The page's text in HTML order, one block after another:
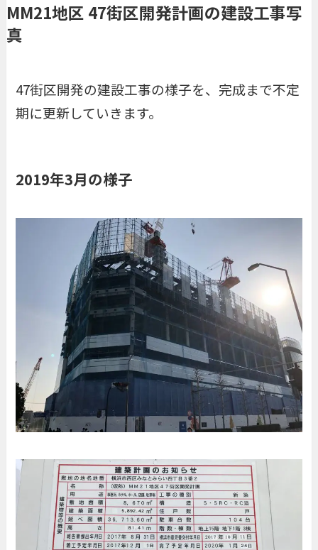
MM21地区 47街区開発計画の建設工事写
真
47街区開発の建設工事の様子を、完成まで不定
期に更新していきます。
2019年3月の様子